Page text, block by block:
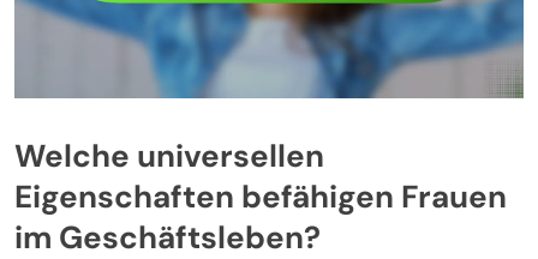
Welche universellen
Eigenschaften befähigen Frauen
im Geschäftsleben?